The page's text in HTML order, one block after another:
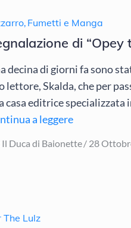
, Fumetti e Manga
di “Opey
decina di giorni fa sono
lettore, Skalda, che per
casa editrice
a leggere
Il Duca di Baionette
Posted
28
The Lulz